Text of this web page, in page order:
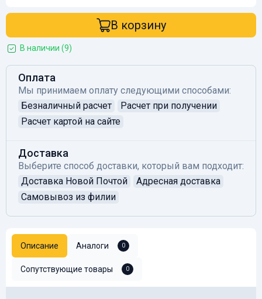
В корзину
В наличии (9)
Оплата
Мы принимаем оплату следующими способами:
Безналичный расчет
Расчет при получении
Расчет картой на сайте
Доставка
Выберите способ доставки, который вам подходит:
Доставка Новой Почтой
Адресная доставка
Самовывоз из филии
Описание Аналоги 0
Сопутствующие товары 0